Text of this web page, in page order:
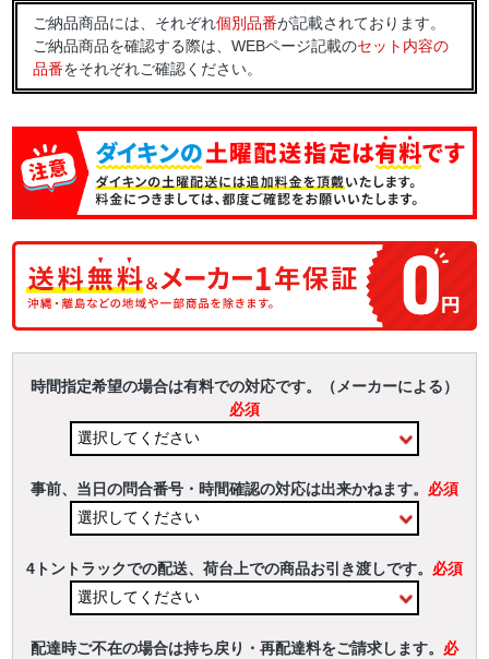
ご納品商品には、それぞれ個別品番が記載されております。
ご納品商品を確認する際は、WEBページ記載のセット内容の
品番をそれぞれご確認ください。
時間指定希望の場合は有料での対応です。（メーカーによる）
必須
事前、当日の問合番号・時間確認の対応は出来かねます。 必須
4トントラックでの配送、荷台上での商品お引き渡しです。 必須
配達時ご不在の場合は持ち戻り・再配達料をご請求します。 必